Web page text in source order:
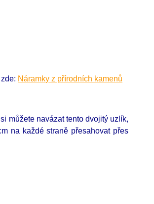
Náramky z přírodních kamenů
můžete navázat tento dvojitý uzlík,
na každé straně přesahovat přes